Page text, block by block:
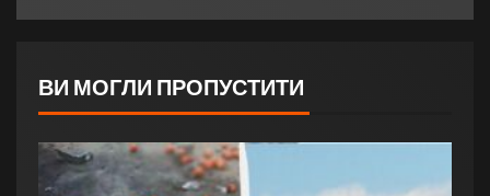
ВИ МОГЛИ ПРОПУСТИТИ